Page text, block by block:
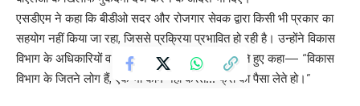
एसडीएम ने कहा कि बीडीओ सदर और रोजगार सेवक द्वारा किसी भी प्रकार का
सहयोग नहीं किया जा रहा, जिससे प्रक्रिया प्रभावित हो रही है। उन्होंने विकास
विभाग के अधिकारियों व कर्मचारियों पर तीखी टिप्पणी करते हुए कहा— “विकास
विभाग के जितने लोग हैं, एक भी काम नहीं करते… फ्री का पैसा लेते हो।”